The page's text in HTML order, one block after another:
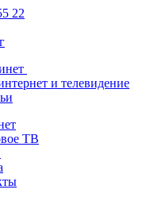
22
и телевидение
ТВ